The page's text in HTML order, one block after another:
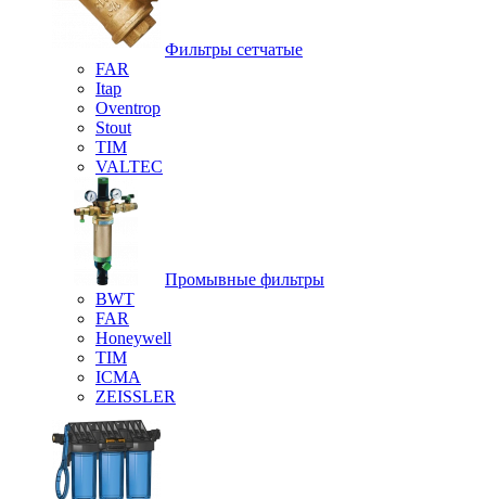
Фильтры сетчатые
FAR
Itap
Oventrop
Stout
TIM
VALTEC
Промывные фильтры
BWT
FAR
Honeywell
TIM
ICMA
ZEISSLER